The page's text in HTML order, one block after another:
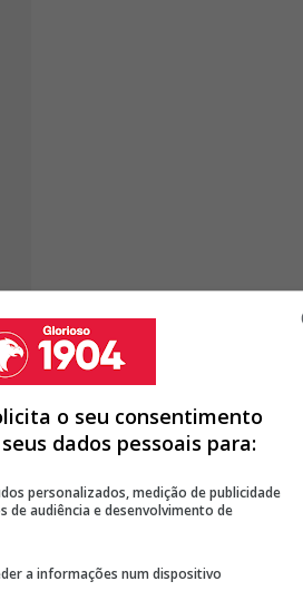
milhões de obrigações,
pretendidos, embora esse
o seu consentimento
dados pessoais para:
personalizados, medição de publicidade
de audiência e desenvolvimento de
a informações num dispositivo